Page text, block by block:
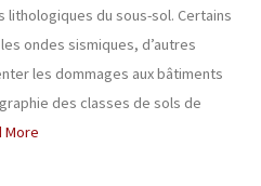
du sous-sol. Certains
ondes sismiques, d’autres
les dommages aux bâtiments
des classes de sols de
More